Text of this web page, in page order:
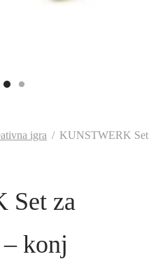
igra / KUNSTWERK Set
Set za
konj